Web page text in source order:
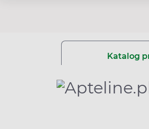
Katalog